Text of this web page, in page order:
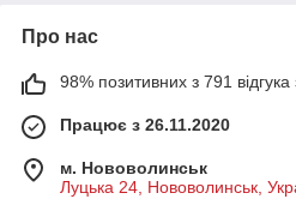
Про нас
98% позитивних з 791 відгука
Працює з 26.11.2020
м. Нововолинськ
Луцька 24, Нововолинськ,